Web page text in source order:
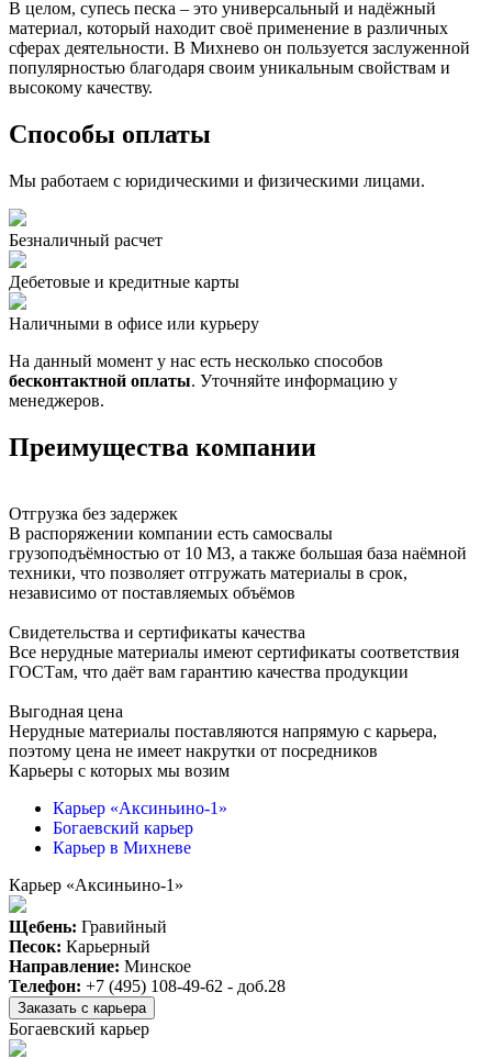
В целом, супесь песка – это универсальный и надёжный
материал, который находит своё применение в различных
сферах деятельности. В Михнево он пользуется заслуженной
популярностью благодаря своим уникальным свойствам и
высокому качеству.
Способы оплаты
Мы работаем с юридическими и физическими лицами.
Безналичный расчет
Дебетовые и кредитные карты
Наличными в офисе или курьеру
На данный момент у нас есть несколько способов
бесконтактной оплаты. Уточняйте информацию у
менеджеров.
Преимущества компании
Отгрузка без задержек
В распоряжении компании есть самосвалы
грузоподъёмностью от 10 М3, а также большая база наёмной
техники, что позволяет отгружать материалы в срок,
независимо от поставляемых объёмов
Свидетельства и сертификаты качества
Все нерудные материалы имеют сертификаты соответствия
ГОСТам, что даёт вам гарантию качества продукции
Выгодная цена
Нерудные материалы поставляются напрямую с карьера,
поэтому цена не имеет накрутки от посредников
Карьеры с которых мы возим
Карьер «Аксиньино-1»
Богаевский карьер
Карьер в Михневе
Карьер «Аксиньино-1»
Щебень: Гравийный
Песок: Карьерный
Направление: Минское
Телефон: +7 (495) 108-49-62 - доб.28
Заказать с карьера
Богаевский карьер